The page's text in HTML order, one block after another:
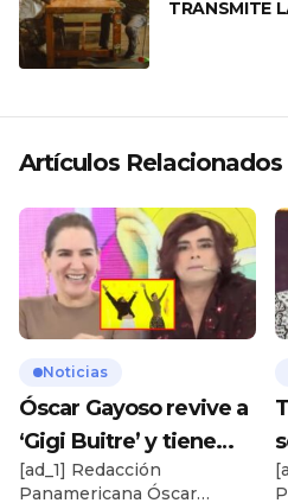
TRANSMITE
Artículos Relacionados
Noticias
Óscar Gayoso revive a
‘Gigi Buitre’ y tiene
inesperado
[ad_1] Redacción
Panamericana Óscar